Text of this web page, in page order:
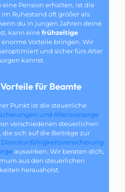
Pension erhalten, ist die
Ruhestand oft größer als
du in jungen Jahren deine
kann einefrühzeitige
Vorteile bringen. Wir
und sicher fürs Alter
kannst.
für Beamte
Punkt ist die steuerliche
und Altersvorsorge.
verschiedenen steuerlichen
sich auf die Beiträge zur
Dienstunfähigkeitsversicherung
auswirken. Wir beraten dich,
aus den steuerlichen
herausholst.